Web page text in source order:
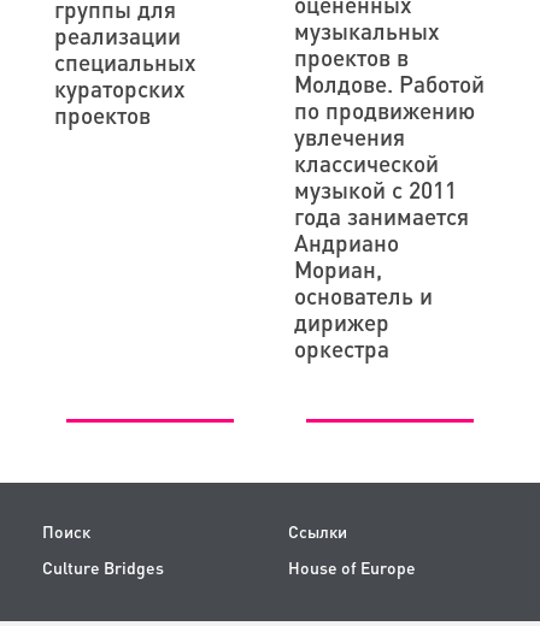
группы для
реализации
специальных
кураторских
проектов
музыкальных
проектов в
Молдове. Работой
по продвижению
увлечения
классической
музыкой с 2011
года занимается
Андриано
Мориан,
основатель и
дирижер
оркестра
Поиск
Ссылки
Culture Bridges
House of Europe